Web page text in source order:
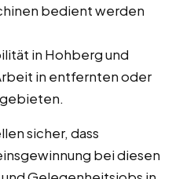
bedient werden
in Hohberg und
in entfernten oder
sicher, dass
bei diesen